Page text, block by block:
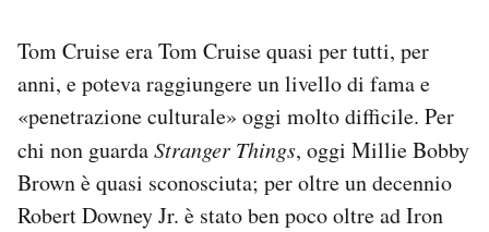
Tom Cruise era Tom Cruise quasi per tutti, per
anni, e poteva raggiungere un livello di fama e
«penetrazione culturale» oggi molto difficile. Per
chi non guardaStranger Things, oggi Millie Bobby
Brown è quasi sconosciuta; per oltre un decennio
Robert Downey Jr. è stato ben poco oltre ad Iron